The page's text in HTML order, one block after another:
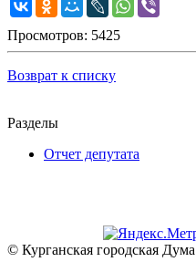
Просмотров: 5425
Возврат к списку
Разделы
Отчет депутата
© Курганская городская Дума